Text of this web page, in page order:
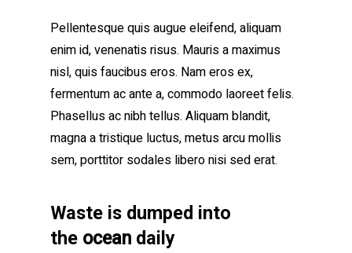
Pellentesque quis augue eleifend, aliquam
enim id, venenatis risus. Mauris a maximus
nisl, quis faucibus eros. Nam eros ex,
fermentum ac ante a, commodo laoreet felis.
Phasellus ac nibh tellus. Aliquam blandit,
magna a tristique luctus, metus arcu mollis
sem, porttitor sodales libero nisi sed erat.
Waste is dumped into
the ocean daily